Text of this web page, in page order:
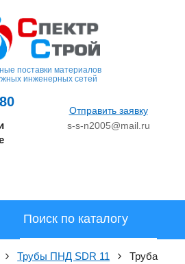
поставки материалов
инженерных сетей
Отправить заявку
s-s-n2005@mail.ru
Трубы ПНД SDR 11
Труба